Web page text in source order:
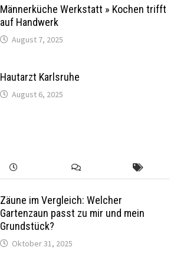
Männerküche Werkstatt » Kochen trifft
auf Handwerk
August 7, 2025
Hautarzt Karlsruhe
August 6, 2025
Zäune im Vergleich: Welcher
Gartenzaun passt zu mir und mein
Grundstück?
Oktober 31, 2025